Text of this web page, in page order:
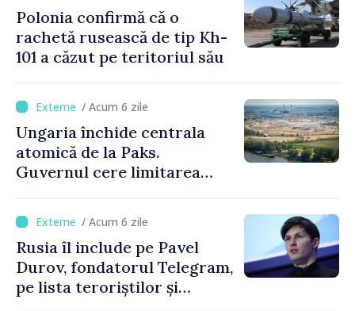
Polonia confirmă că o
rachetă rusească de tip Kh-
101 a căzut pe teritoriul său
/ Acum 6 zile
Ungaria închide centrala
atomică de la Paks.
Guvernul cere limitarea
/ Acum 6 zile
Rusia îl include pe Pavel
Durov, fondatorul Telegram,
pe lista teroriștilor și